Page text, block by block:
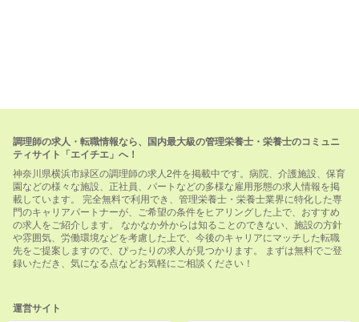
調理師の求人・転職情報なら、国内最大級の管理栄養士・栄養士のコミュニ
ティサイト「エイチエ」へ！
神奈川県横浜市緑区の調理師の求人2件を掲載中です。病院、介護施設、保育
園などの様々な施設、正社員、パートなどの多様な雇用形態の求人情報を掲
載しています。 完全無料で利用でき、管理栄養士・栄養士業界に特化した専
門のキャリアパートナーが、ご希望の条件をヒアリングした上で、おすすめ
の求人をご紹介します。 なかなか外からは知ることのできない、施設の方針
や雰囲気、労働環境などを考慮した上で、今後のキャリアにマッチした転職
先をご提案しますので、ぴったりの求人が見つかります。 まずは無料でご登
録いただき、気になる点などお気軽にご相談ください！
運営サイト